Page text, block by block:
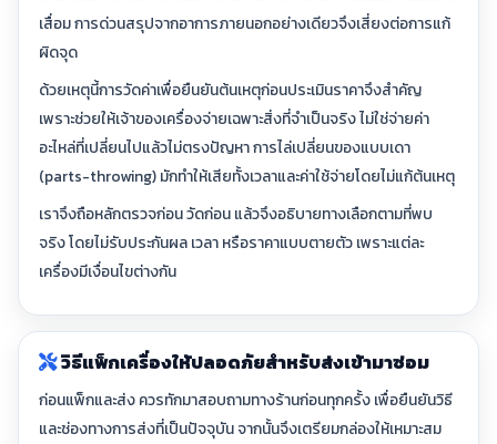
เสื่อม การด่วนสรุปจากอาการภายนอกอย่างเดียวจึงเสี่ยงต่อการแก้
ผิดจุด
ด้วยเหตุนี้การวัดค่าเพื่อยืนยันต้นเหตุก่อนประเมินราคาจึงสำคัญ
เพราะช่วยให้เจ้าของเครื่องจ่ายเฉพาะสิ่งที่จำเป็นจริง ไม่ใช่จ่ายค่า
อะไหล่ที่เปลี่ยนไปแล้วไม่ตรงปัญหา การไล่เปลี่ยนของแบบเดา
(parts-throwing) มักทำให้เสียทั้งเวลาและค่าใช้จ่ายโดยไม่แก้ต้นเหตุ
เราจึงถือหลักตรวจก่อน วัดก่อน แล้วจึงอธิบายทางเลือกตามที่พบ
จริง โดยไม่รับประกันผล เวลา หรือราคาแบบตายตัว เพราะแต่ละ
เครื่องมีเงื่อนไขต่างกัน
วิธีแพ็กเครื่องให้ปลอดภัยสำหรับส่งเข้ามาซ่อม
ก่อนแพ็กและส่ง ควรทักมาสอบถามทางร้านก่อนทุกครั้ง เพื่อยืนยันวิธี
และช่องทางการส่งที่เป็นปัจจุบัน จากนั้นจึงเตรียมกล่องให้เหมาะสม